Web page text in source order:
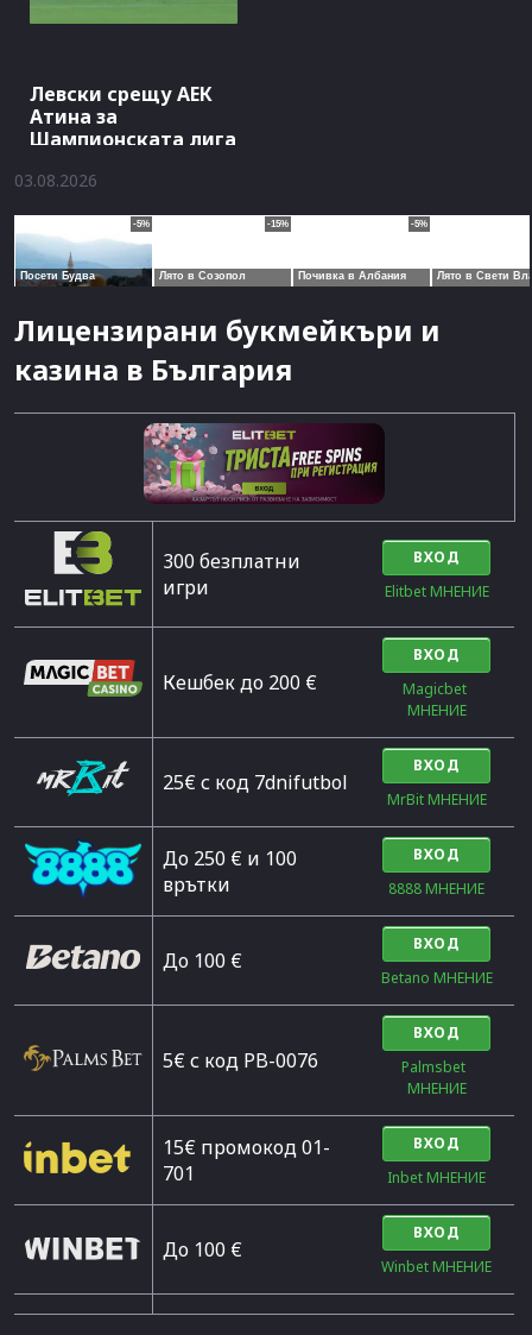
Левски срещу АЕК
Атина за
Шампионската лига
03.08.2026
Лицензирани букмейкъри и
казина в България
300 безплатни
игри
ВХОД
Elitbet МНЕНИЕ
Кешбек до 200 €
ВХОД
Magicbet
МНЕНИЕ
25€ с код 7dnifutbol
ВХОД
MrBit МНЕНИЕ
До 250 € и 100
врътки
ВХОД
8888 МНЕНИЕ
Дo 100 €
ВХОД
Betano МНЕНИЕ
5€ с код PB-0076
ВХОД
Palmsbet
МНЕНИЕ
15€ промокод 01-
701
ВХОД
Inbet МНЕНИЕ
До 100 €
ВХОД
Winbet МНЕНИЕ